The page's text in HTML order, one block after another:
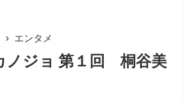
エンタメ
ノジョ 第１回 桐谷美